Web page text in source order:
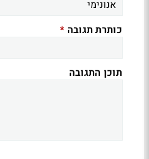
כותרת תגובה *
תוכן התגובה